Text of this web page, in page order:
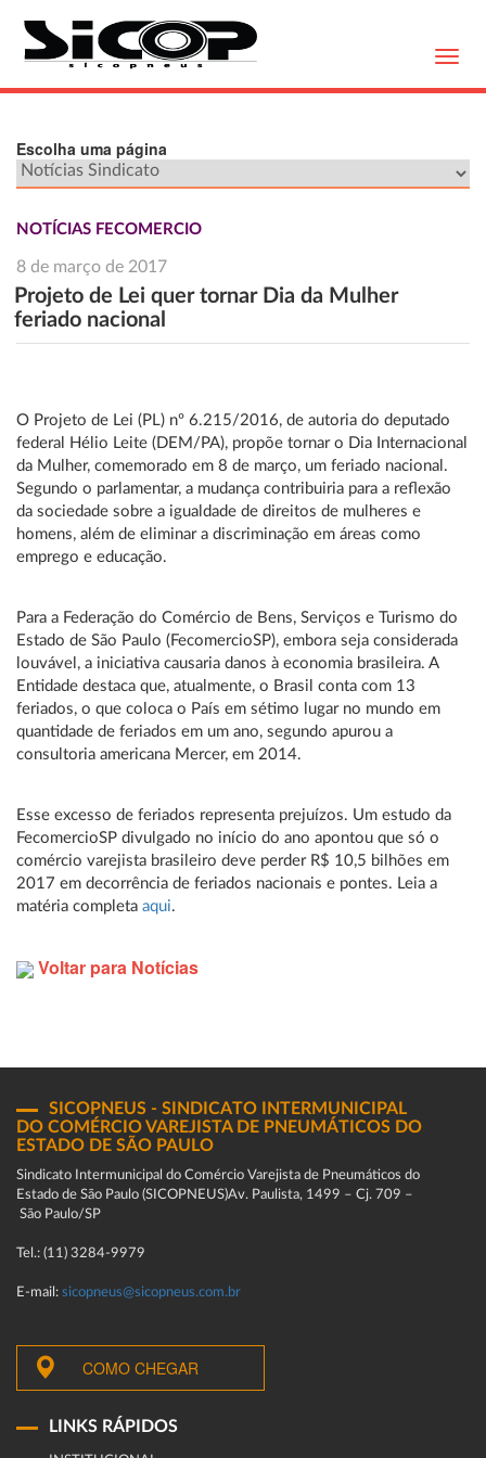
Escolha uma página
NOTÍCIAS FECOMERCIO
8 de março de 2017
Projeto de Lei quer tornar Dia da Mulher
feriado nacional
O Projeto de Lei (PL) nº 6.215/2016, de autoria do deputado
federal Hélio Leite (DEM/PA), propõe tornar o Dia Internacional
da Mulher, comemorado em 8 de março, um feriado nacional.
Segundo o parlamentar, a mudança contribuiria para a reflexão
da sociedade sobre a igualdade de direitos de mulheres e
homens, além de eliminar a discriminação em áreas como
emprego e educação.
Para a Federação do Comércio de Bens, Serviços e Turismo do
Estado de São Paulo (FecomercioSP), embora seja considerada
louvável, a iniciativa causaria danos à economia brasileira. A
Entidade destaca que, atualmente, o Brasil conta com 13
feriados, o que coloca o País em sétimo lugar no mundo em
quantidade de feriados em um ano, segundo apurou a
consultoria americana Mercer, em 2014.
Esse excesso de feriados representa prejuízos. Um estudo da
FecomercioSP divulgado no início do ano apontou que só o
comércio varejista brasileiro deve perder R$ 10,5 bilhões em
2017 em decorrência de feriados nacionais e pontes. Leia a
matéria completa aqui.
Voltar para Notícias
SICOPNEUS - SINDICATO INTERMUNICIPAL
DO COMÉRCIO VAREJISTA DE PNEUMÁTICOS DO
ESTADO DE SÃO PAULO
Sindicato Intermunicipal do Comércio Varejista de Pneumáticos do
Estado de São Paulo (SICOPNEUS)Av. Paulista, 1499 – Cj. 709 –
São Paulo/SP
Tel.: (11) 3284-9979
E-mail: sicopneus@sicopneus.com.br
COMO CHEGAR
LINKS RÁPIDOS